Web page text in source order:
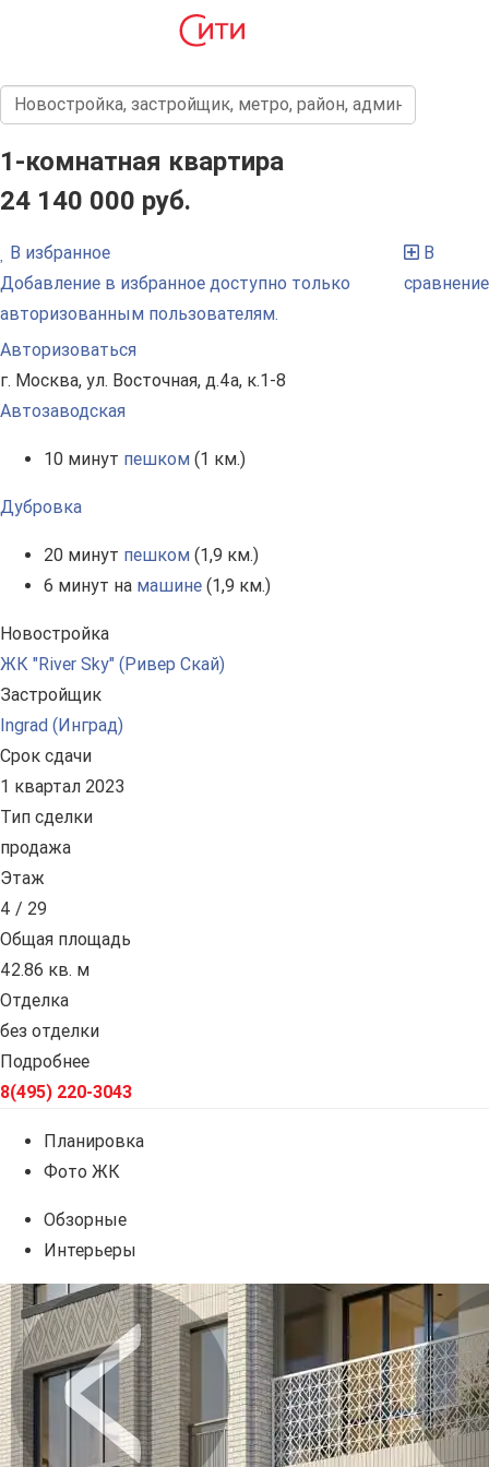
1-комнатная квартира
24 140 000 руб.
В избранное
Добавление в избранное доступно только
авторизованным пользователям.
Авторизоваться
В
сравнение
г. Москва, ул. Восточная, д.4а, к.1-8
Автозаводская
10 минут пешком (1 км.)
Дубровка
20 минут пешком (1,9 км.)
6 минут на машине (1,9 км.)
Новостройка
ЖК "River Sky" (Ривер Скай)
Застройщик
Ingrad (Инград)
Срок сдачи
1 квартал 2023
Тип сделки
продажа
Этаж
4 / 29
Общая площадь
42.86 кв. м
Отделка
без отделки
Подробнее
8(495) 220-3043
Планировка
Фото ЖК
Обзорные
Интерьеры